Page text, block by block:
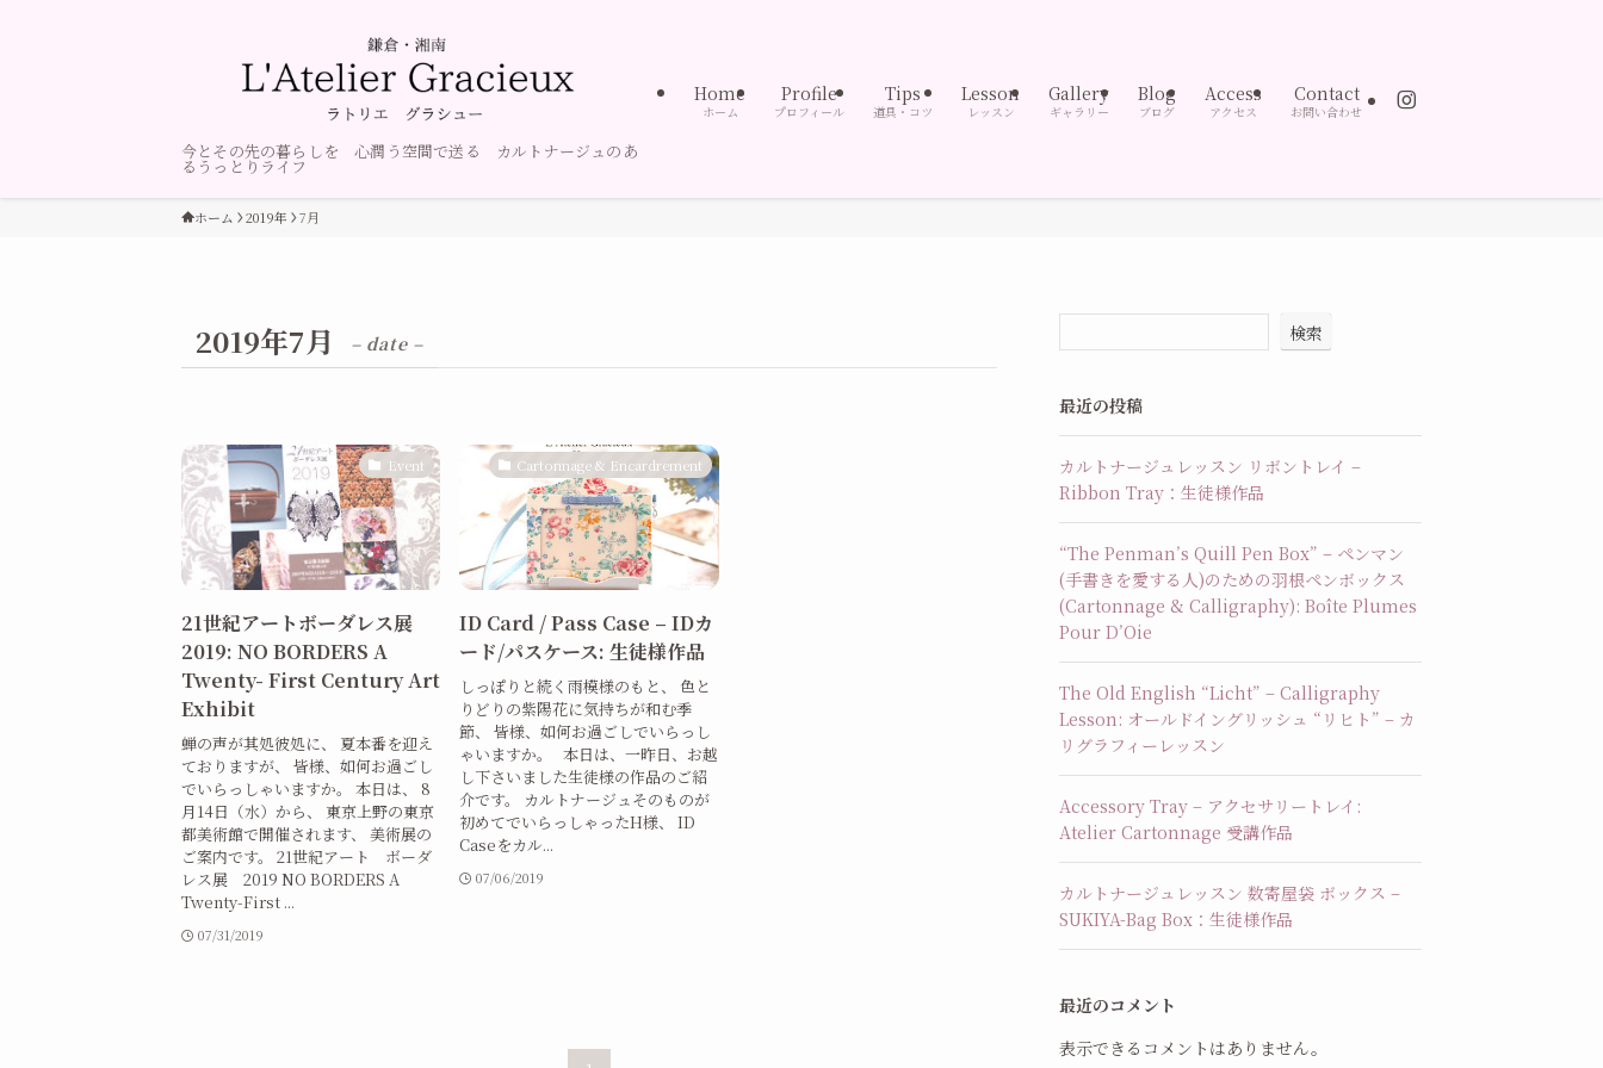
今とその先の暮らしを 心潤う空間で送る カルトナージュのあ
るうっとりライフ
Home
ホーム
Profile
プロフィール
Tips
道具・コツ
Lesson
レッスン
Gallery
ギャラリー
Blog
ブログ
Access
アクセス
Contact
お問い合わせ
ホーム 2019年 7月
2019年7月 – date –
Event
21世紀アートボーダレス展
2019: NO BORDERS A
Twenty- First Century Art
Exhibit
蝉の声が其処彼処に、 夏本番を迎え
ておりますが、 皆様、如何お過ごし
でいらっしゃいますか。 本日は、 8
月14日（水）から、 東京上野の東京
都美術館で開催されます、 美術展の
ご案内です。 21世紀アート ボーダ
レス展 2019 NO BORDERS A
Twenty-First ...
07/31/2019
Cartonnage & Encardrement
ID Card / Pass Case – IDカ
ード/パスケース: 生徒様作品
しっぽりと続く雨模様のもと、 色と
りどりの紫陽花に気持ちが和む季
節、 皆様、如何お過ごしでいらっし
ゃいますか。 本日は、一昨日、お越
し下さいました生徒様の作品のご紹
介です。 カルトナージュそのものが
初めてでいらっしゃったH様、 ID
Caseをカル...
07/06/2019
検索
最近の投稿
カルトナージュレッスン リボントレイ –
Ribbon Tray：生徒様作品
“The Penman’s Quill Pen Box” – ペンマン
(手書きを愛する人)のための羽根ペンボックス
(Cartonnage & Calligraphy): Boîte Plumes
Pour D’Oie
The Old English “Licht” – Calligraphy
Lesson: オールドイングリッシュ “リヒト” – カ
リグラフィーレッスン
Accessory Tray – アクセサリートレイ:
Atelier Cartonnage 受講作品
カルトナージュレッスン 数寄屋袋 ボックス –
SUKIYA-Bag Box：生徒様作品
最近のコメント
表示できるコメントはありません。